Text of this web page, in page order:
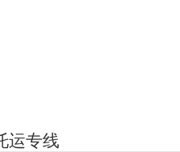
运专线